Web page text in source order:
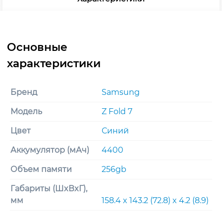
Бренд Samsung
Модель Z Fold 7
Цвет Синий
Аккумулятор (мАч) 4400
Объем памяти 256gb
Габариты (ШxВxГ),
мм
158.4 x 143.2 (72.8) x 4.2 (8.9)